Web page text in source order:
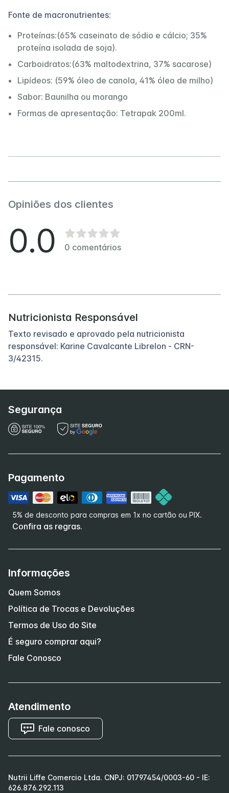
Fonte de macronutrientes:
Proteínas:(65% caseinato de sódio e cálcio; 35%
proteína isolada de soja).
Carboidratos:(63% maltodextrina, 37% sacarose)
Lipídeos: (59% óleo de canola, 41% óleo de milho)
Sabor: Baunilha ou morango
Formas de apresentação: Tetrapak 200ml.
Opiniões dos clientes
0.0 0 comentários
Nutricionista Responsável
Texto revisado e aprovado pela nutricionista
responsável: Karine Cavalcante Librelon - CRN-
3/42315.
Segurança
Pagamento
5% de desconto para compras em 1x no cartão ou PIX.
Confira as regras.
Informações
Quem Somos
Política de Trocas e Devoluções
Termos de Uso do Site
É seguro comprar aqui?
Fale Conosco
Atendimento
Fale conosco
Nutrii Liffe Comercio Ltda. CNPJ: 01797454/0003-60 - IE:
626.876.292.113